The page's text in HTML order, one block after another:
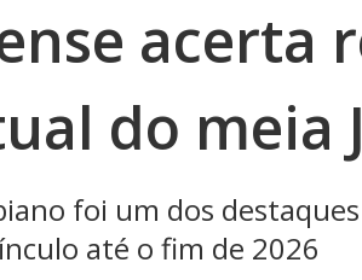
acerta
do meia
foi um dos
até o fim de 2026